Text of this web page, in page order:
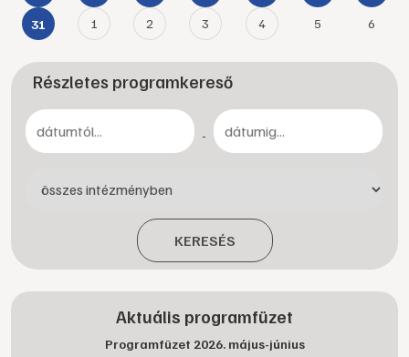
31 1 2 3 4 5 6
Részletes programkereső
-
KERESÉS
Aktuális programfüzet
Programfüzet 2026. május-június